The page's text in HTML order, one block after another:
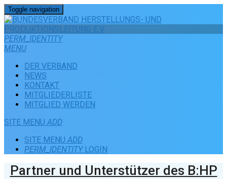
Toggle navigation
PERM_IDENTITY
MENU
DER VERBAND
NEWS
KONTAKT
MITGLIEDERLISTE
MITGLIED WERDEN
SITE MENU ADD
SITE MENU ADD
PERM_IDENTITYLOGIN
Partner und Unterstützer des B:HP